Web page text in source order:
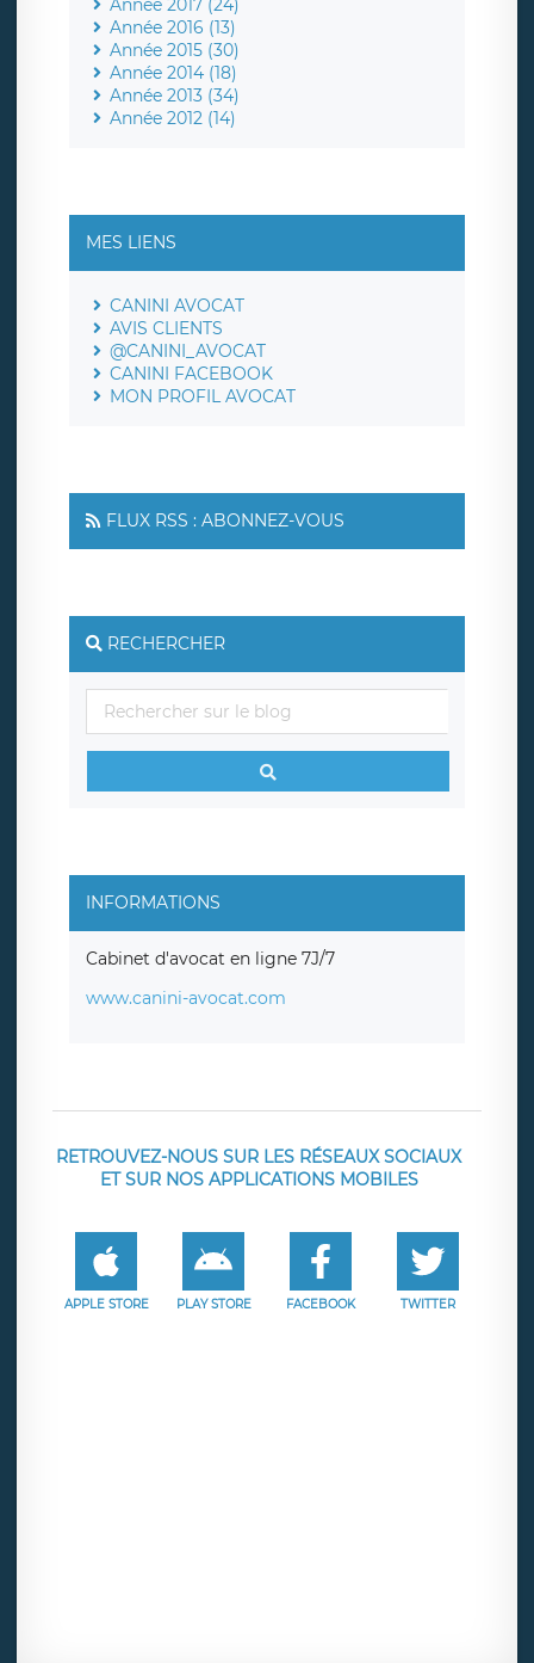
Année 2017 (24)
Année 2016 (13)
Année 2015 (30)
Année 2014 (18)
Année 2013 (34)
Année 2012 (14)
MES LIENS
CANINI AVOCAT
AVIS CLIENTS
@CANINI_AVOCAT
CANINI FACEBOOK
MON PROFIL AVOCAT
FLUX RSS : ABONNEZ-VOUS
RECHERCHER
INFORMATIONS
Cabinet d'avocat en ligne 7J/7
www.canini-avocat.com
RETROUVEZ-NOUS SUR LES RÉSEAUX SOCIAUX
ET SUR NOS APPLICATIONS MOBILES
APPLE STORE PLAY STORE FACEBOOK TWITTER